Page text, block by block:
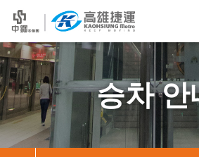
승차 안